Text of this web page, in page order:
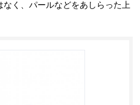
く、パールなどをあしらった上